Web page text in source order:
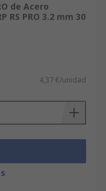
de Acero
RS PRO 3.2 mm 30
4,37 €/unidad